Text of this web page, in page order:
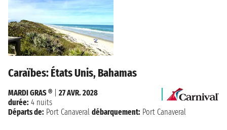
Caraïbes: États Unis, Bahamas
MARDI GRAS ®
27 AVR. 2028
durée: 4 nuits
Départs de: Port Canaveral débarquement: Port Canaveral